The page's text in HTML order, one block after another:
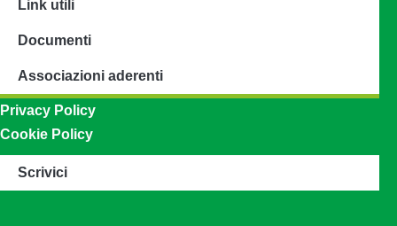
Link utili
Documenti
Associazioni aderenti
Privacy Policy
Cookie Policy
Scrivici